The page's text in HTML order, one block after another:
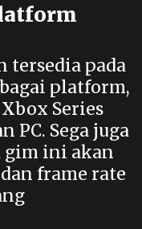
tersedia pada
platform,
Series
PC. Sega juga
gim ini akan
frame rate